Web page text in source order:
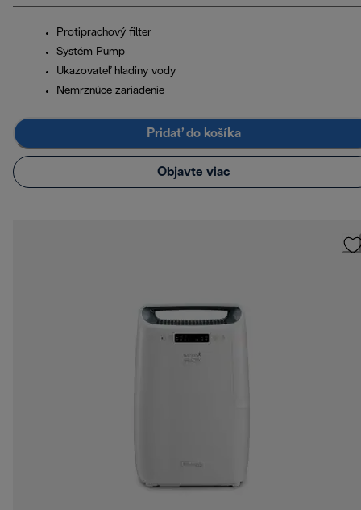
Protiprachový filter
Systém Pump
Ukazovateľ hladiny vody
Nemrznúce zariadenie
Pridať do košíka
Objavte viac